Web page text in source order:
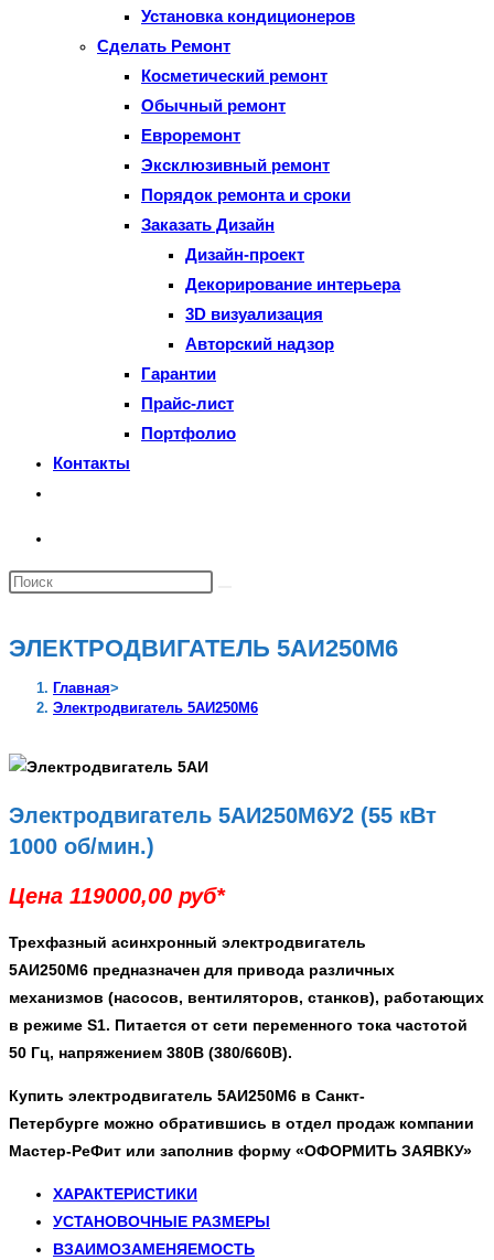
Установка кондиционеров
Сделать Ремонт
Косметический ремонт
Обычный ремонт
Евроремонт
Эксклюзивный ремонт
Порядок ремонта и сроки
Заказать Дизайн
Дизайн-проект
Декорирование интерьера
3D визуализация
Авторский надзор
Гарантии
Прайс-лист
Портфолио
Контакты
веб-
Поиск
ЭЛЕКТРОДВИГАТЕЛЬ 5АИ250М6
Главная>
Электродвигатель 5АИ250М6
Электродвигатель 5АИ250М6У2 (55 кВт
1000 об/мин.)
Цена 119000,00 руб*
Трехфазный асинхронный электродвигатель
5АИ250М6 предназначен для привода различных
механизмов (насосов, вентиляторов, станков), работающих
в режиме S1. Питается от сети переменного тока частотой
50 Гц, напряжением 380В (380/660В).
Купить электродвигатель 5АИ250М6 в Санкт-
Петербурге можно обратившись в отдел продаж компании
Мастер-РеФит или заполнив форму «ОФОРМИТЬ ЗАЯВКУ»
ХАРАКТЕРИСТИКИ
УСТАНОВОЧНЫЕ РАЗМЕРЫ
ВЗАИМОЗАМЕНЯЕМОСТЬ